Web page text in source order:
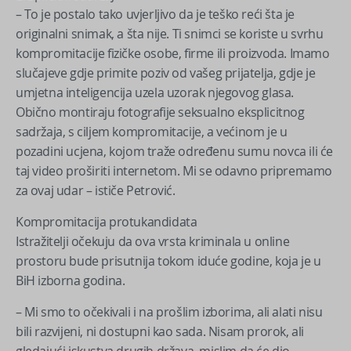
– To je postalo tako uvjerljivo da je teško reći šta je
originalni snimak, a šta nije. Ti snimci se koriste u svrhu
kompromitacije fizičke osobe, firme ili proizvoda. Imamo
slučajeve gdje primite poziv od vašeg prijatelja, gdje je
umjetna inteligencija uzela uzorak njegovog glasa.
Obično montiraju fotografije seksualno eksplicitnog
sadržaja, s ciljem kompromitacije, a većinom je u
pozadini ucjena, kojom traže određenu sumu novca ili će
taj video proširiti internetom. Mi se odavno pripremamo
za ovaj udar – ističe Petrović.
Kompromitacija protukandidata
Istražitelji očekuju da ova vrsta kriminala u online
prostoru bude prisutnija tokom iduće godine, koja je u
BiH izborna godina.
– Mi smo to očekivali i na prošlim izborima, ali alati nisu
bili razvijeni, ni dostupni kao sada. Nisam prorok, ali